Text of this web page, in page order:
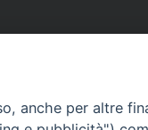
anche per altre